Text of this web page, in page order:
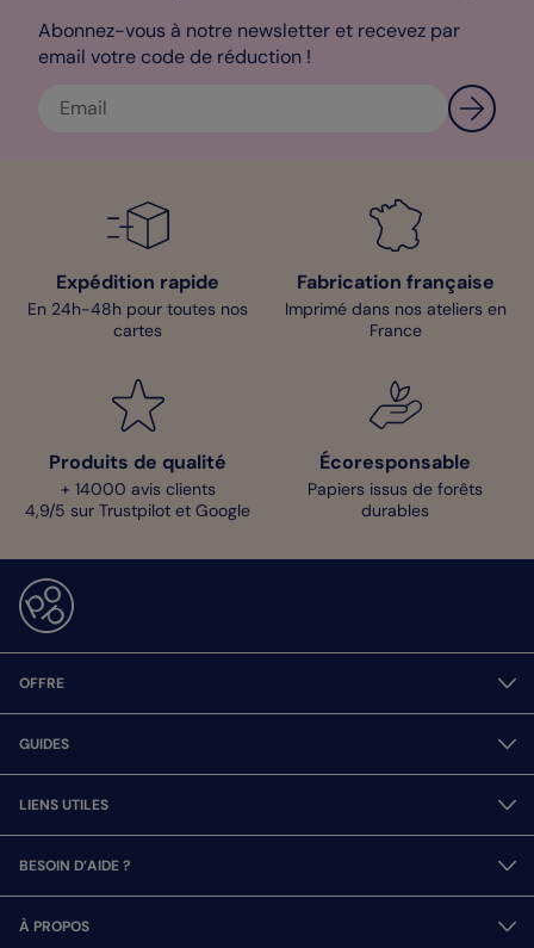
Abonnez-vous à notre newsletter et recevez par
email votre code de réduction !
Expédition rapide
En 24h-48h pour toutes nos
cartes
Fabrication française
Imprimé dans nos ateliers en
France
Produits de qualité
+ 14000 avis clients
4,9/5 sur Trustpilot et Google
Écoresponsable
Papiers issus de forêts
durables
OFFRE
GUIDES
LIENS UTILES
BESOIN D’AIDE ?
À PROPOS